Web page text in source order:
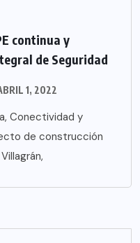
continua y
de Seguridad
1, 2022
Conectividad y
de construcción